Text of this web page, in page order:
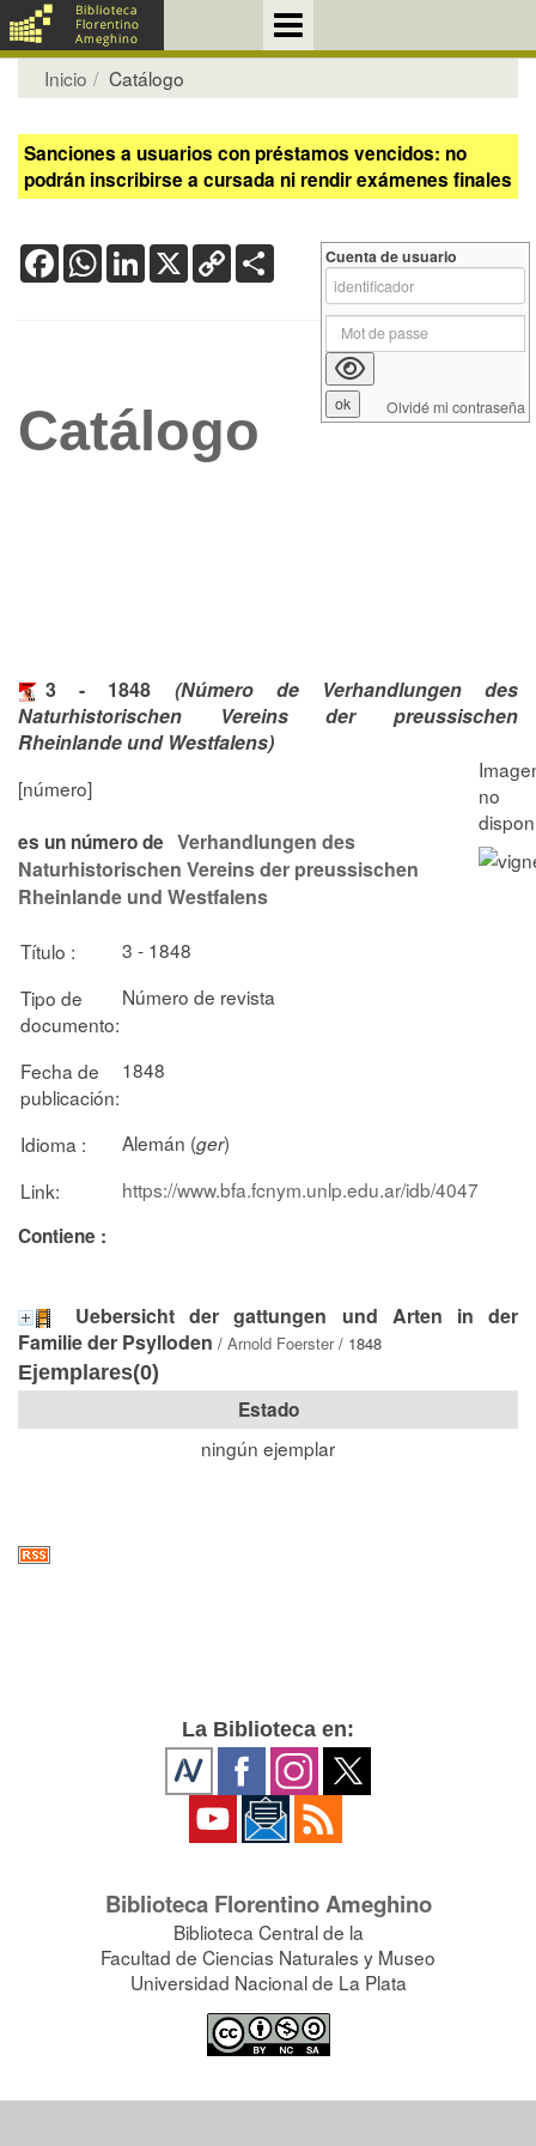
Inicio Catálogo
Sanciones a usuarios con préstamos vencidos: no
podrán inscribirse a cursada ni rendir exámenes finales
FacebookWhatsApp
LinkedIn
X Copy
Link
Catálogo
3 - 1848 (Número de Verhandlungen des
Naturhistorischen Vereins der preussischen
Rheinlande und Westfalens)
[número]
es un número de Verhandlungen des
Naturhistorischen Vereins der preussischen
Rheinlande und Westfalens
Título :
3 - 1848
Tipo de
documento:
Número de revista
Fecha de
publicación:
1848
Idioma : Alemán (ger)
Link:
https://www.bfa.fcnym.unlp.edu.ar/idb/4047
Contiene :
Uebersicht der gattungen und Arten in der
Familie der Psylloden / Arnold Foerster/ 1848
Ejemplares(0)
Estado
ningún ejemplar
Cuenta de usuario
Olvidé mi contraseña
La Biblioteca en:
Biblioteca Florentino Ameghino
Biblioteca Central de la
Facultad de Ciencias Naturales y Museo
Universidad Nacional de La Plata